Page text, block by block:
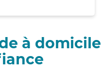
à domicile